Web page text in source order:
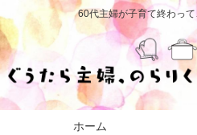
60代主婦が子育て終わっ
ホーム